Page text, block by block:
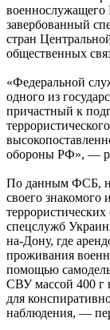
завербованный
стран
общественных
«Федеральной
одного из
причастный к
обороны РФ», —
По данным ФСБ,
своего
спецслужб
на-Дону, где
проживания
помощью
СВУ массой 400 г
для
наблюдения, —